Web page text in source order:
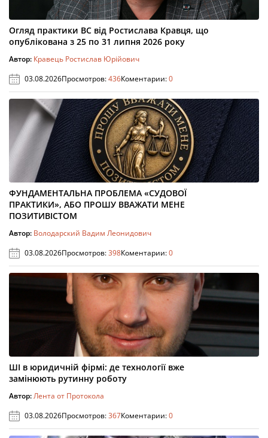
Огляд практики ВС від Ростислава Кравця, що
опублікована з 25 по 31 липня 2026 року
Автор: Кравець Ростислав Юрійович
03.08.2026Просмотров:436Коментарии:0
ФУНДАМЕНТАЛЬНА ПРОБЛЕМА «СУДОВОЇ
ПРАКТИКИ», АБО ПРОШУ ВВАЖАТИ МЕНЕ
ПОЗИТИВІСТОМ
Автор: Володарский Вадим Леонидович
03.08.2026Просмотров:398Коментарии:0
ШІ в юридичній фірмі: де технології вже
замінюють рутинну роботу
Автор:Лента от Протокола
03.08.2026Просмотров:367Коментарии:0